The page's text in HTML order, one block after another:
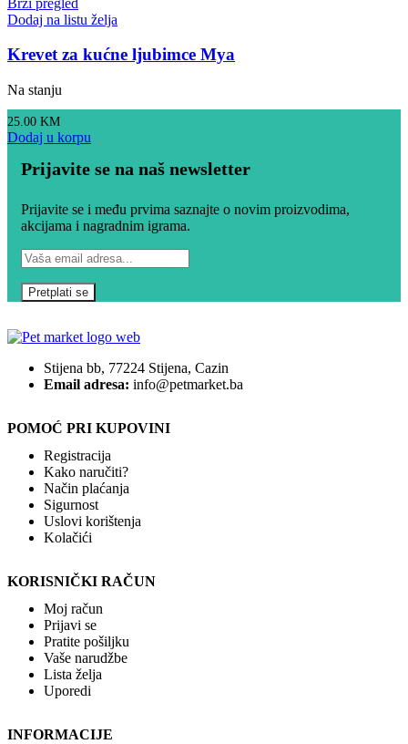
Dodaj na listu želja
Krevet za kućne ljubimce Mya
Na stanju
25.00 KM
Dodaj u korpu
Prijavite se na naš newsletter
Prijavite se i među prvima saznajte o novim proizvodima,
akcijama i nagradnim igrama.
Stijena bb, 77224 Stijena, Cazin
Email adresa: info@petmarket.ba
POMOĆ PRI KUPOVINI
Registracija
Kako naručiti?
Način plaćanja
Sigurnost
Uslovi korištenja
Kolačići
KORISNIČKI RAČUN
Moj račun
Prijavi se
Pratite pošiljku
Vaše narudžbe
Lista želja
Uporedi
INFORMACIJE